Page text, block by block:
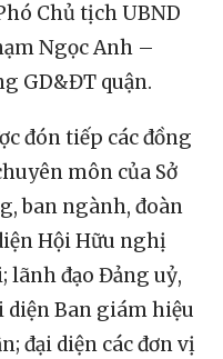
Chủ tịch UBND
Ngọc Anh –
GD&ĐT quận.
đón tiếp các đồng
môn của Sở
ban ngành, đoàn
Hội Hữu nghị
lãnh đạo Đảng uỷ,
diện Ban giám hiệu
đại diện các đơn vị